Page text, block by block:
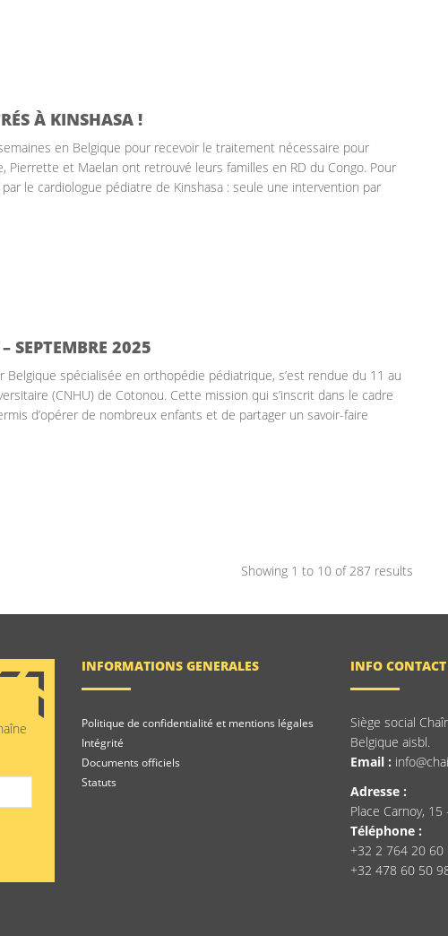
À KINSHASA !
en Belgique pour recevoir le traitement nécessaire pour
Pierrette et Maelan ont retrouvé leurs familles en RD du Congo. Pour
le cardiologue pédiatre de Kinshasa : seule une intervention par
SEPTEMBRE 2025
Belgique spécialisée en orthopédie pédiatrique, s’est rendue du 11 au
(CNHU) de Cotonou. Cette mission qui s’inscrit dans le cadre
d’opérer de nombreux enfants et de partager un savoir-faire
Showing 1 to 10 of 287 results
INFORMATIONS GENERALES
Politique de confidentialité et mentions légales
Intégrité
Documents officiels
Statuts
INFO CONTACT
Siège social
Belgique aisbl.
Email :
Adresse :
Place Carnoy,
Téléphone :
+32 2 764 20 60
+32 478 60 50